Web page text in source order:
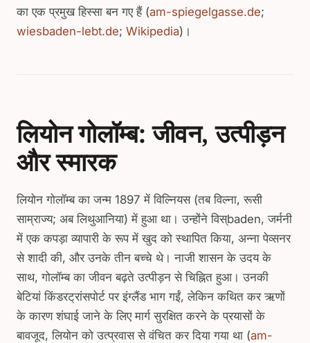
का एक प्रमुख हिस्सा बन गए हैं (am-spiegelgasse.de;
wiesbaden-lebt.de; Wikipedia)।
लियोन गोलॉम्ब: जीवन, उत्पीड़न
और स्मारक
लियोन गोलॉम्ब का जन्म 1897 में विल्नियस (तब विल्ना, रूसी
साम्राज्य; अब लिथुआनिया) में हुआ था। उन्होंने विस्baden, जर्मनी
में एक कपड़ा व्यापारी के रूप में खुद को स्थापित किया, अन्ना पेव्सनर
से शादी की, और उनके तीन बच्चे थे। नाजी शासन के उदय के
साथ, गोलॉम्ब का जीवन बढ़ते उत्पीड़न से चिह्नित हुआ। उनकी
बेटियां किंडरट्रांसपोर्ट पर इंग्लैंड भाग गईं, लेकिन कथित कर ऋणों
के कारण शंघाई जाने के लिए मार्ग सुरक्षित करने के प्रयासों के
बावजूद, लियोन को उत्प्रवास से वंचित कर दिया गया था (am-